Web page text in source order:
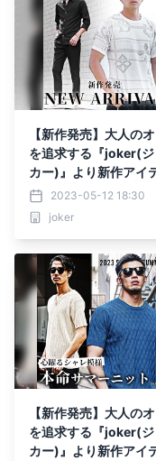
【新作発売】大人の
を追求する『joker(
カー)』より新作アイ
4点が5月12日に発売開
始。
2023-05-12 18:30
joker
【新作発売】大人の
を追求する『joker(
カー)』より新作アイ